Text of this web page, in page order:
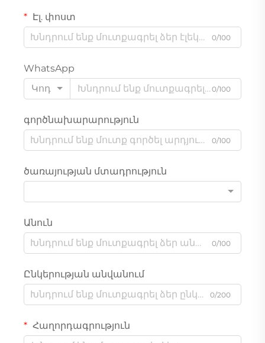
Էլ. փոստ
0/100
WhatsApp
Կոդ
0/100
գործնախարարություն
0/100
ծառայության մտադրություն
Անուն
0/100
Ընկերության անվանում
0/200
Հաղորդագրություն